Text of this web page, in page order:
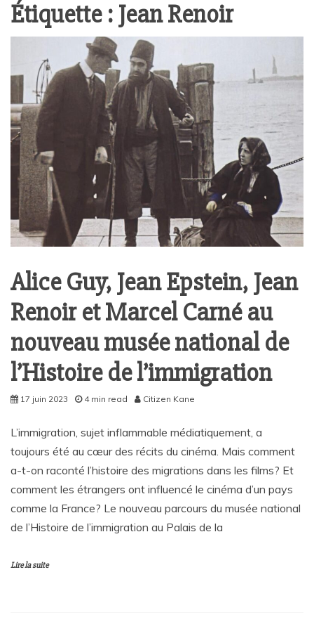
Étiquette : Jean Renoir
Alice Guy, Jean Epstein, Jean
Renoir et Marcel Carné au
nouveau musée national de
l’Histoire de l’immigration
17 juin 2023 4 min read Citizen Kane
L’immigration, sujet inflammable médiatiquement, a
toujours été au cœur des récits du cinéma. Mais comment
a-t-on raconté l’histoire des migrations dans les films? Et
comment les étrangers ont influencé le cinéma d’un pays
comme la France? Le nouveau parcours du musée national
de l’Histoire de l’immigration au Palais de la
Lire la suite